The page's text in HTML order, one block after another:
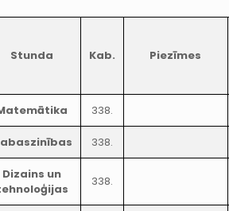
Stunda Kab. Piezīmes
338.
338.
Dizains un
338.